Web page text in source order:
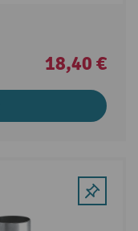
18,40 €